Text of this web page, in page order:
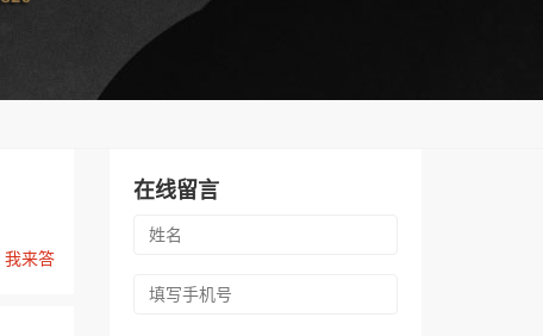
我来答
在线留言